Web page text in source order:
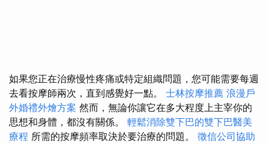
如果您正在治療慢性疼痛或特定組織問題，您可能需要每週
去看按摩師兩次，直到感覺好一點。 士林按摩推薦 浪漫戶
外婚禮外燴方案 然而，無論你讓它在多大程度上主宰你的
思想和身體，都沒有關係。 輕鬆消除雙下巴的雙下巴醫美
療程 所需的按摩頻率取決於要治療的問題。 徵信公司協助